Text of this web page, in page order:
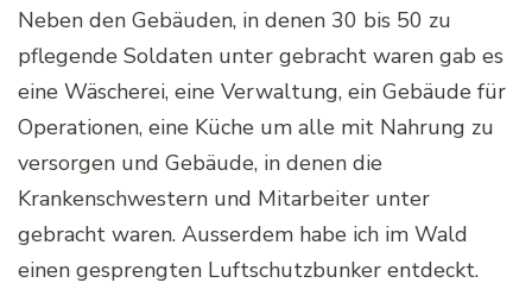
Neben den Gebäuden, in denen 30 bis 50 zu
pflegende Soldaten unter gebracht waren gab es
eine Wäscherei, eine Verwaltung, ein Gebäude für
Operationen, eine Küche um alle mit Nahrung zu
versorgen und Gebäude, in denen die
Krankenschwestern und Mitarbeiter unter
gebracht waren. Ausserdem habe ich im Wald
einen gesprengten Luftschutzbunker entdeckt.